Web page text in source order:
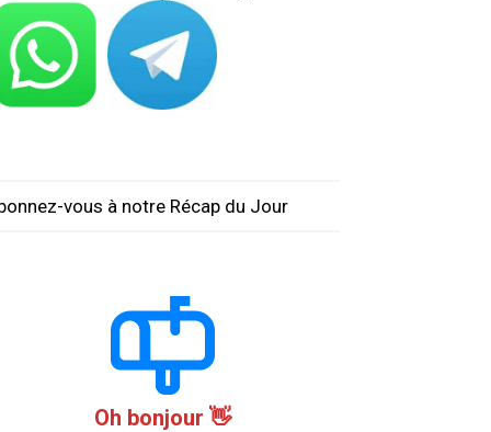
vous à notre Récap du Jour
Oh bonjour 👋